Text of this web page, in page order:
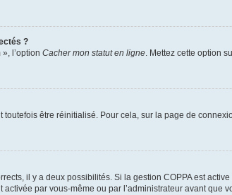
?
l’option Cacher mon statut en ligne . Mettez cette option
être réinitialisé. Pour cela, sur la page de
il y a deux possibilités. Si la gestion COPPA est
par vous-même ou par l’administrateur avant